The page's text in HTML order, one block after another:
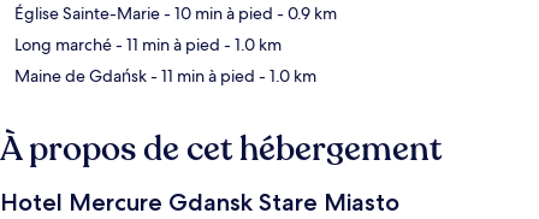
Église Sainte-Marie- 10 min à pied - 0.9 km
Long marché- 11 min à pied - 1.0 km
Maine de Gdańsk- 11 min à pied - 1.0 km
À propos de cet hébergement
Hotel Mercure Gdansk Stare Miasto